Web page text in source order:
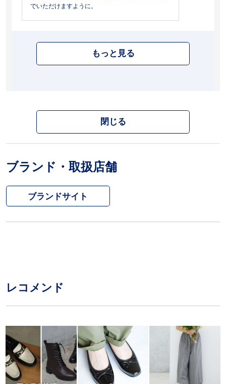
でいただけますように。
もっと見る
閉じる
ブランド・取扱店舗
ブランドサイト
レコメンド